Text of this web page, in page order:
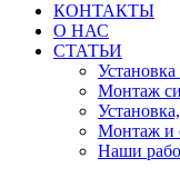
КОНТАКТЫ
О НАС
CТАТЬИ
Монтаж
Монтаж и
Наши